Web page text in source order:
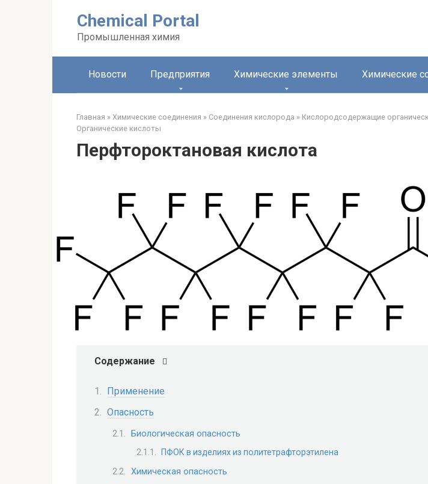
Chemical Portal
Промышленная химия
Новости Предприятия Химические элементы Химические
Главная » Химические соединения » Соединения кислорода‎ » Кислородсодержащие
Органические кислоты‎
Перфтороктановая кислота
Содержание
Применение
Опасность
Биологическая опасность
ПФОК в изделиях из политетрафторэтилена
Химическая опасность